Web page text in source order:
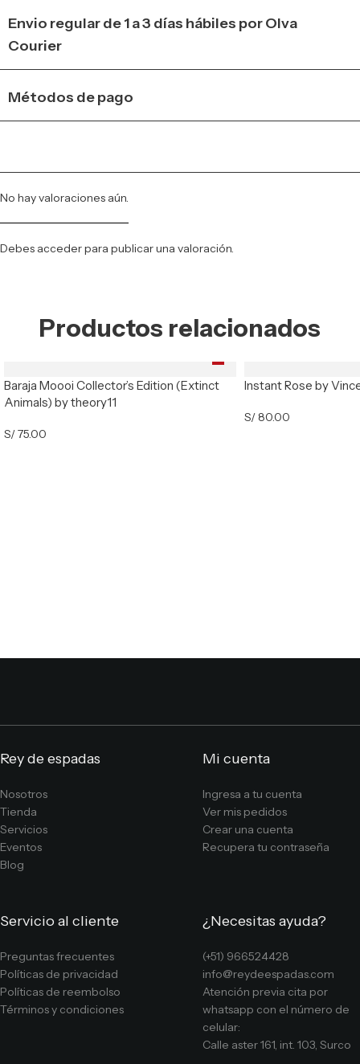
Envio regular de 1 a 3 días hábiles por Olva
Courier
Métodos de pago
No hay valoraciones aún.
Debes accederpara publicar una valoración.
Productos relacionados
Baraja Moooi Collector’s Edition (Extinct
Animals) by theory11
S/75.00
Instant Rose by
S/80.00
Rey de espadas
Nosotros
Tienda
Servicios
Eventos
Blog
Mi cuenta
Ingresa a tu cuenta
Ver mis pedidos
Crear una cuenta
Recupera tu contraseña
Servicio al cliente
Preguntas frecuentes
Políticas de privacidad
Políticas de reembolso
Términos y condiciones
¿Necesitas ayuda?
(+51) 966524428
info@reydeespadas.com
Atención previa cita por
whatsapp con el número de
celular:
Calle aster 161, int. 103, Surco